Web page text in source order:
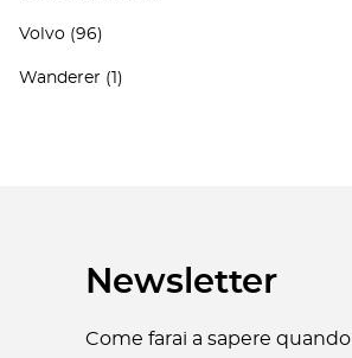
Volvo (96)
Wanderer (1)
Newsletter
Come farai a sapere